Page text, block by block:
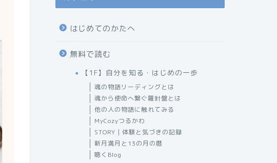
はじめてのかたへ
無料で読む
【1F】自分を知る・はじめの一歩
魂の物語リーディングとは
魂から使命へ繋ぐ羅針盤とは
他の人の物語に触れてみる
MyCozyつるかわ
STORY｜体験と気づきの記録
新月満月と13の月の暦
聴くBlog